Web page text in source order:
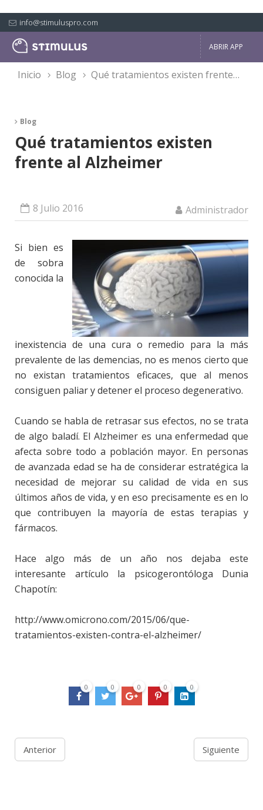
info@stimuluspro.com
ABRIR APP
inicio blog qué tratamientos existen frente al alzheimer
Qué tratamientos existen
frente al Alzheimer
8 Julio 2016
Si bien es
de sobra
conocida la
inexistencia de una cura o remedio para la más
prevalente de las demencias, no es menos cierto que
no existan tratamientos eficaces, que al menos
consiguen paliar y detener el proceso degenerativo.
Cuando se habla de retrasar sus efectos, no se trata
de algo baladí. El Alzheimer es una enfermedad que
afecta sobre todo a población mayor. En personas
de avanzada edad se ha de considerar estratégica la
necesidad de mejorar su calidad de vida en sus
últimos años de vida, y en eso precisamente es en lo
que contribuyen la mayoría de estas terapias y
fármacos.
Hace algo más de un año nos dejaba este
interesante artículo la psicogerontóloga Dunia
Chapotín:
http://www.omicrono.com/2015/06/que-
tratamientos-existen-contra-el-alzheimer/
Blog
Administrador
0 0 0 0 0
Anterior Siguiente